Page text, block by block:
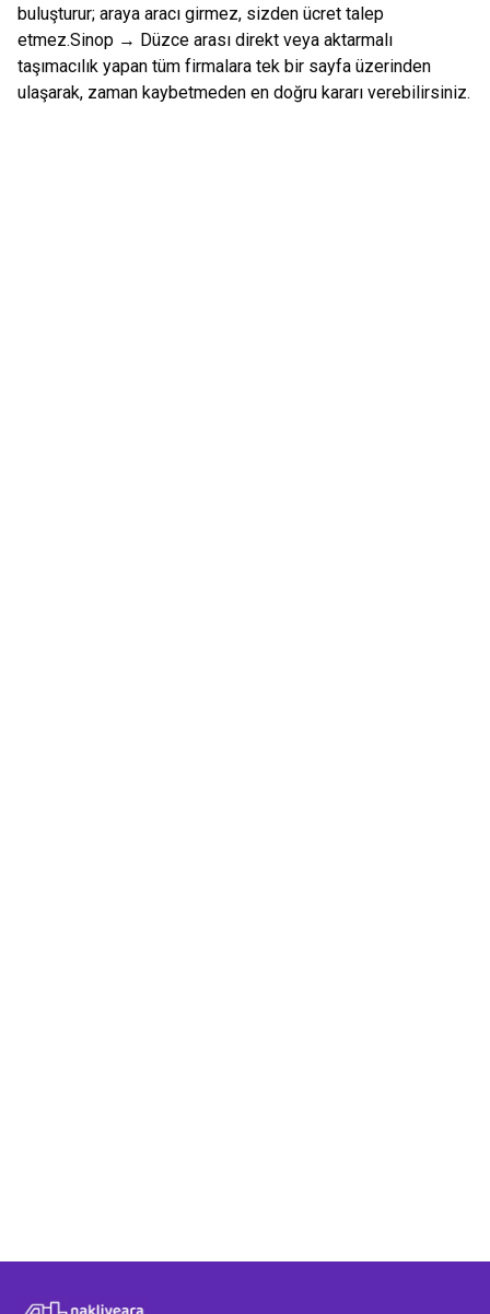
buluşturur; araya aracı girmez, sizden ücret talep
etmez.Sinop → Düzce arası direkt veya aktarmalı
taşımacılık yapan tüm firmalara tek bir sayfa üzerinden
ulaşarak, zaman kaybetmeden en doğru kararı verebilirsiniz.